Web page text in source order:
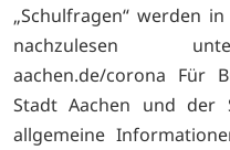
„Schulfragen“ werden
nachzulesen
aachen.de/corona Für
Stadt Aachen und der
allgemeine